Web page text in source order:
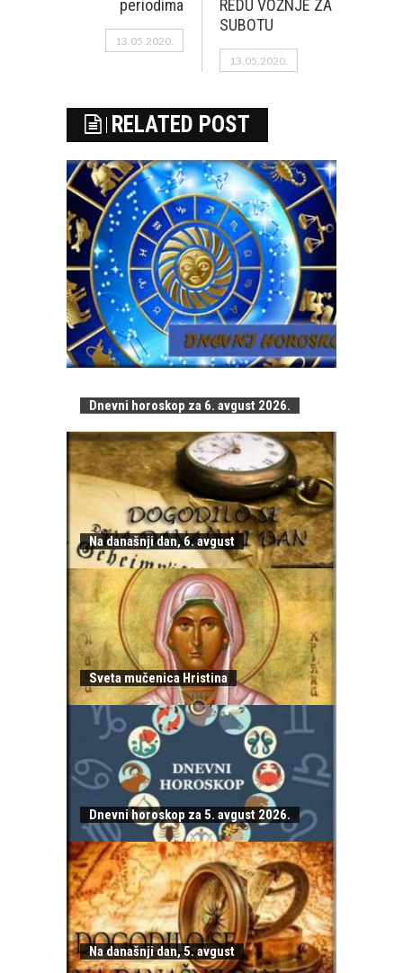
periodima
13.05.2020.
REDU VOŽNJE ZA
SUBOTU
13.05.2020.
RELATED POST
Dnevni horoskop za 6. avgust 2026.
Na današnji dan, 6. avgust
Sveta mučenica Hristina
Dnevni horoskop za 5. avgust 2026.
Na današnji dan, 5. avgust